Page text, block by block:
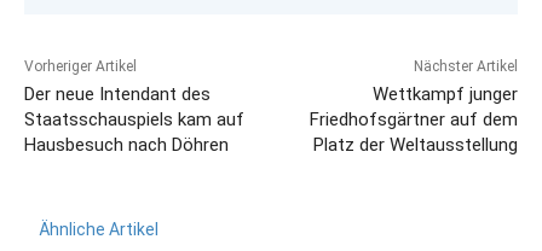
Vorheriger Artikel
Der neue Intendant des
Staatsschauspiels kam auf
Hausbesuch nach Döhren
Nächster Artikel
Wettkampf junger
Friedhofsgärtner auf dem
Platz der Weltausstellung
Ähnliche Artikel